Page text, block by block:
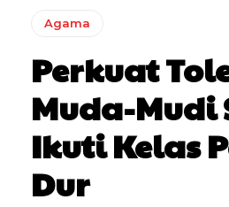
Agama
Perkuat
Muda-Mudi
Ikuti Kelas
Dur